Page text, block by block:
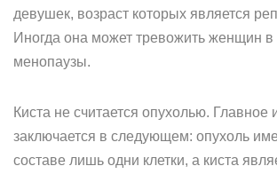
девушек, возраст которых является
Иногда она может тревожить женщин
менопаузы.
Киста не считается опухолью. Главное
заключается в следующем: опухоль
составе лишь одни клетки, а киста